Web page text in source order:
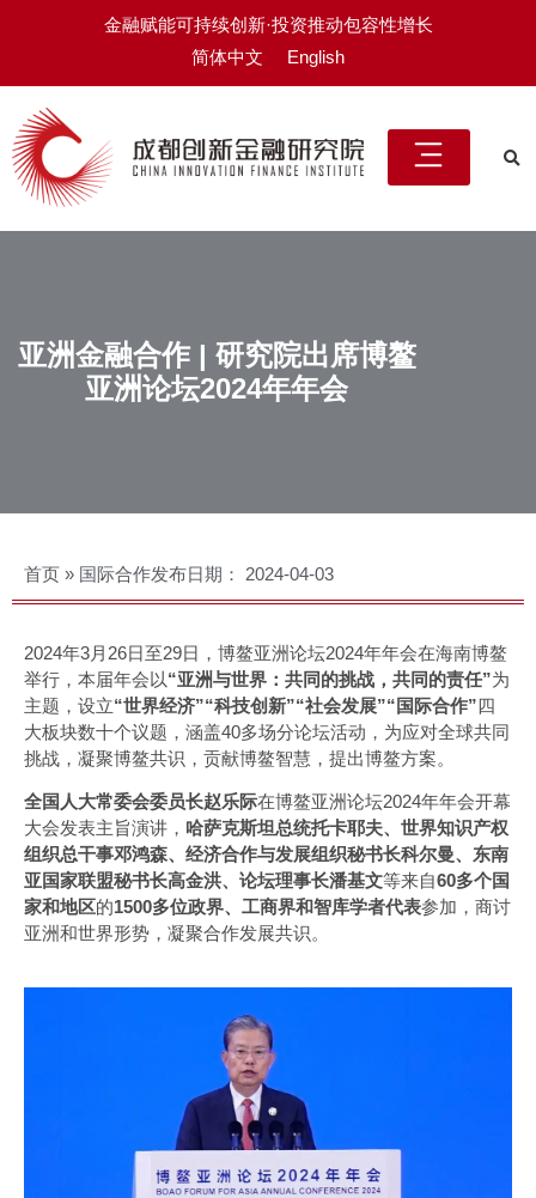
金融赋能可持续创新·投资推动包容性增长
简体中文
English
亚洲金融合作 | 研究院出席博鳌
亚洲论坛2024年年会
首页 » 国际合作发布日期： 2024-04-03
2024年3月26日至29日，博鳌亚洲论坛2024年年会在海南博鳌
举行，本届年会以“亚洲与世界：共同的挑战，共同的责任”为
主题，设立“世界经济”“科技创新”“社会发展”“国际合作”四
大板块数十个议题，涵盖40多场分论坛活动，为应对全球共同
挑战，凝聚博鳌共识，贡献博鳌智慧，提出博鳌方案。
全国人大常委会委员长赵乐际在博鳌亚洲论坛2024年年会开幕
大会发表主旨演讲， 哈萨克斯坦总统托卡耶夫、世界知识产权
组织总干事邓鸿森、经济合作与发展组织秘书长科尔曼、东南
亚国家联盟秘书长高金洪、论坛理事长潘基文等来自60多个国
家和地区的1500多位政界、工商界和智库学者代表参加，商讨
亚洲和世界形势，凝聚合作发展共识。